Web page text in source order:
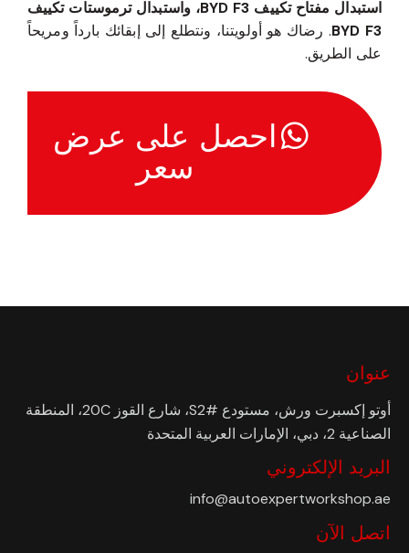
استبدال مفتاح تكييف BYD F3، واستبدال ترموستات تكييف
BYD F3. رضاك هو أولويتنا، ونتطلع إلى إبقائك بارداً ومريحاً
على الطريق.
احصل على عرض
سعر
عنوان
أوتو إكسبرت ورش، مستودع #S2، شارع القوز 20C، المنطقة
الصناعية 2، دبي، الإمارات العربية المتحدة
البريد الإلكتروني
info@autoexpertworkshop.ae
اتصل الآن